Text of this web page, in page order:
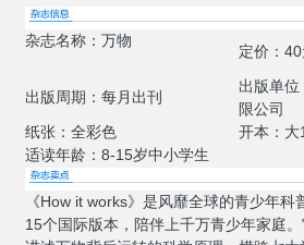
杂志名称：万物
定价：
出版周期：每月出刊
出版单
限公
纸张：全彩色
开本：大
适读年龄：8-15岁中小学生
《How it works》是风靡全球的青少年
15个国际版本，陪伴上千万青少年家庭。